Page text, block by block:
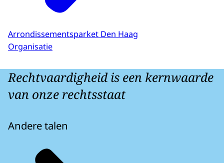
Arrondissementsparket Den Haag
Organisatie
Rechtvaardigheid is een kernwaarde
van onze rechtsstaat
Andere talen